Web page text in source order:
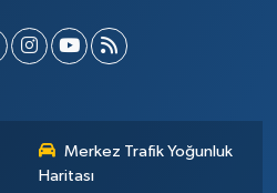
Merkez Trafik Yoğunluk
Haritası